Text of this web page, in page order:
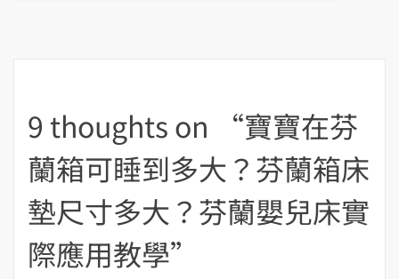
9 thoughts on “寶寶在芬
蘭箱可睡到多大？芬蘭箱床
墊尺寸多大？芬蘭嬰兒床實
際應用教學”